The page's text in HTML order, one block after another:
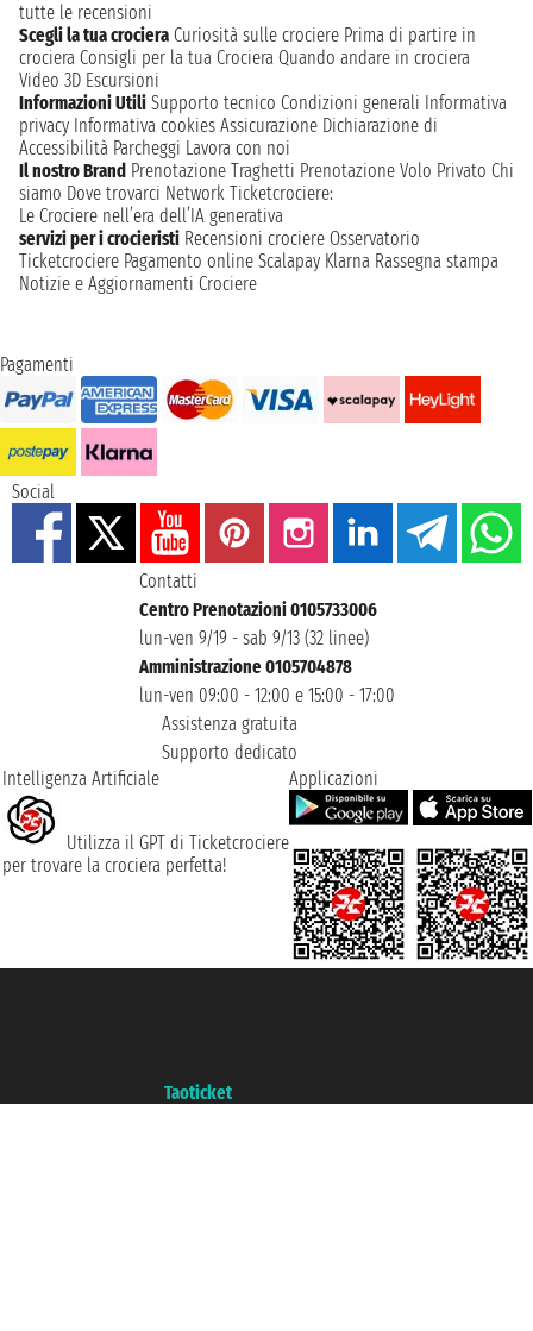
tutte le recensioni
Scegli la tua crociera Curiosità sulle crociere Prima di partire in
crociera Consigli per la tua Crociera Quando andare in crociera
Video 3D Escursioni
Informazioni Utili Supporto tecnico Condizioni generali Informativa
privacy Informativa cookies Assicurazione Dichiarazione di
Accessibilità Parcheggi Lavora con noi
Il nostro Brand Prenotazione Traghetti Prenotazione Volo Privato Chi
siamo Dove trovarci Network Ticketcrociere:
Le Crociere nell’era dell’IA generativa
servizi per i crocieristi Recensioni crociere Osservatorio
Ticketcrociere Pagamento online Scalapay Klarna Rassegna stampa
Notizie e Aggiornamenti Crociere
Pagamenti
Social
Contatti
Centro Prenotazioni 0105733006
lun-ven 9/19 - sab 9/13 (32 linee)
Amministrazione 0105704878
lun-ven 09:00 - 12:00 e 15:00 - 17:00
Assistenza gratuita
Supporto dedicato
Intelligenza Artificiale
Utilizza il GPT di Ticketcrociere
per trovare la crociera perfetta!
Applicazioni
Taoticket